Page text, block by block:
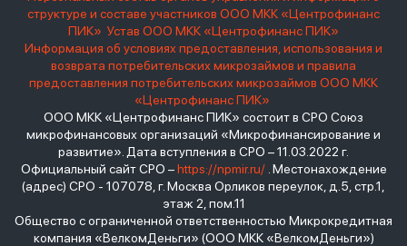
структуре и составе участников ООО МКК «Центрофинанс
ПИК» Устав ООО МКК «Центрофинанс ПИК»
Информация об условиях предоставления, использования и
возврата потребительских микрозаймов и правила
предоставления потребительских микрозаймов ООО МКК
«Центрофинанс ПИК»
ООО МКК «Центрофинанс ПИК» состоит в СРО Союз
микрофинансовых организаций «Микрофинансирование и
развитие». Дата вступления в СРО – 11.03.2022 г.
Официальный сайт СРО –https://npmir.ru/. Местонахождение
(адрес) СРО - 107078, г. Москва Орликов переулок, д.5, стр.1,
этаж 2, пом.11
Общество с ограниченной ответственностью Микрокредитная
компания «ВелкомДеньги» (ООО МКК «ВелкомДеньги»)